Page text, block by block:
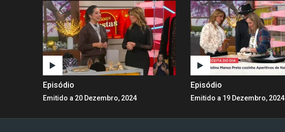
Episódio
Emitido a 20 Dezembro, 2024
Episódio
Emitido a 19 Dezembro, 2024